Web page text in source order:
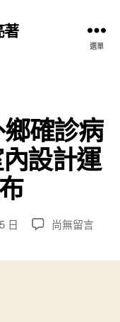
著
選單
確診病
設計運
日
在
尚無留言